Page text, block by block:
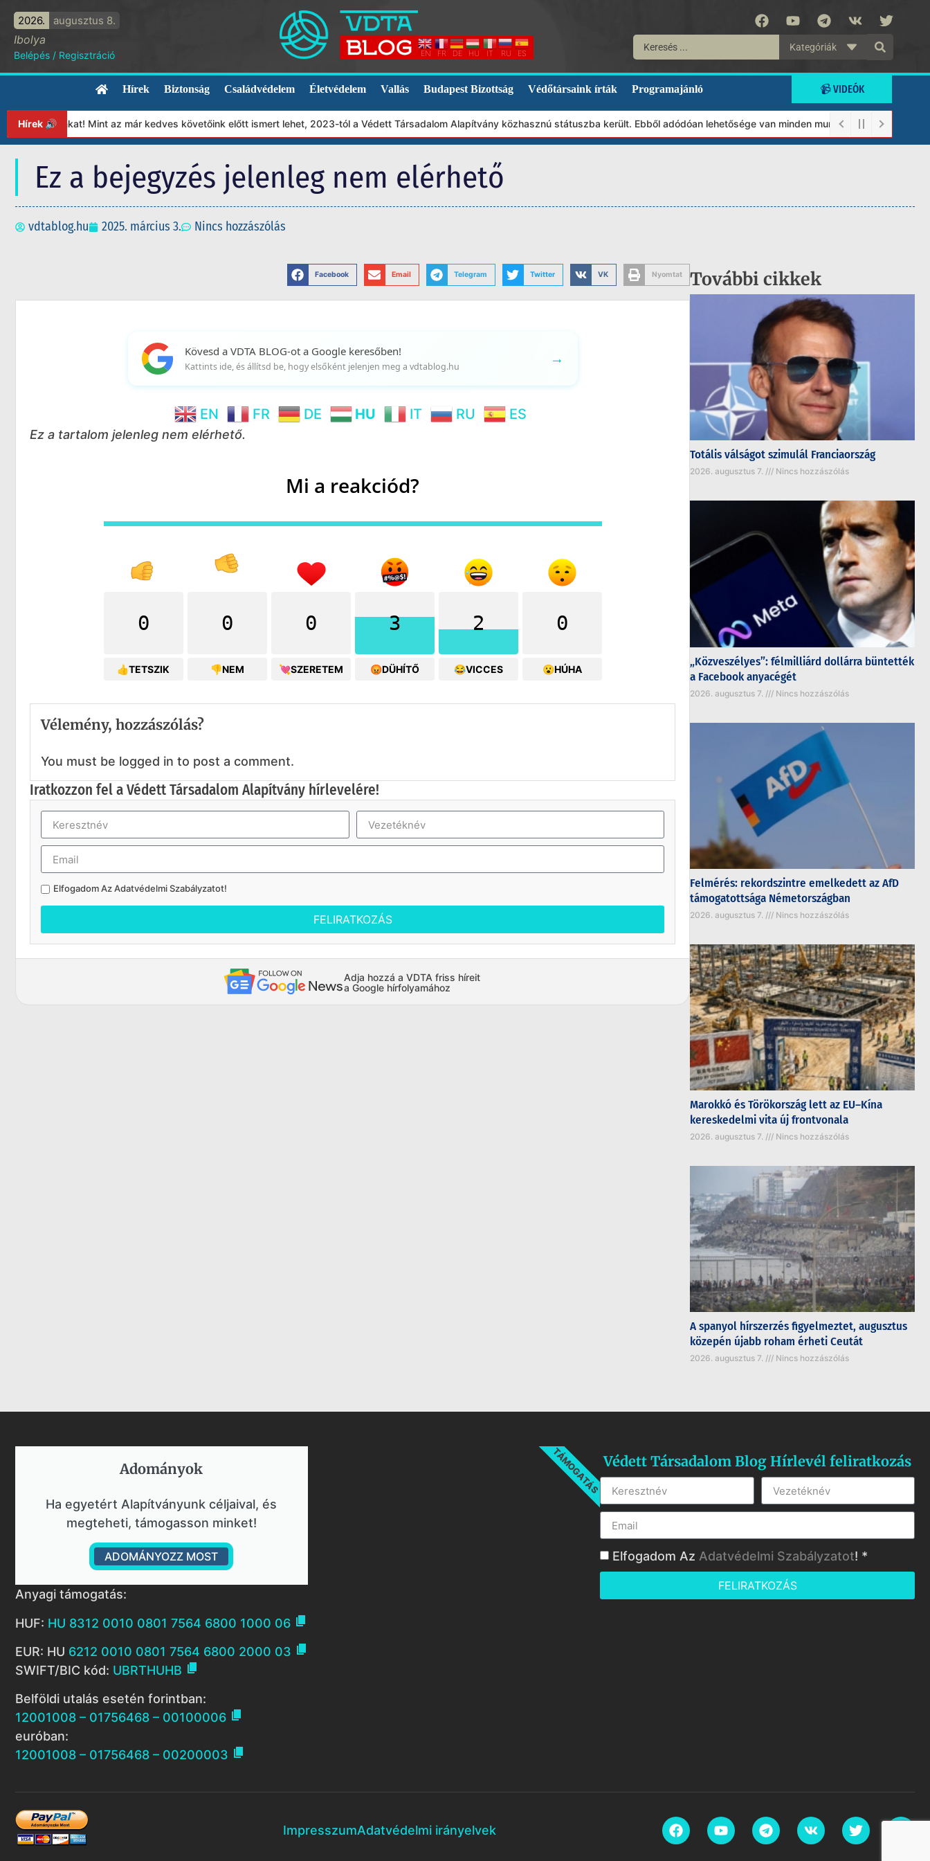
2026. augusztus 8.
Ibolya
Belépés / Regisztráció EN FR DE HU IT RU ES
Kategóriák
Hírek Biztonság Családvédelem Életvédelem Vallás Budapest Bizottság Védőtársaink írták Programajánló 📹 VIDEÓK
Hírek 🔊 Mint az már kedves követőink előtt ismert lehet, 2023-tól a Védett Társadalom Alapítvány közhasznú státuszba került. Ebből adódóan lehetősége van minden munkánkat segíteni
Ez a bejegyzés jelenleg nem elérhető
vdtablog.hu 2025. március 3. Nincs hozzászólás
Facebook Email Telegram Twitter VK Nyomtat
Kövesd a VDTA BLOG-ot a Google keresőben!
Kattints ide, és állítsd be, hogy elsőként jelenjen meg a vdtablog.hu →
EN FR DE HU IT RU ES
Ez a tartalom jelenleg nem elérhető.
Mi a reakciód?
0
👍TETSZIK
0
👎NEM
0
💘SZERETEM
3
😡DÜHÍTŐ
2
😂VICCES
0
😮HÚHA
Vélemény, hozzászólás?
You must be logged in to post a comment.
Iratkozzon fel a Védett Társadalom Alapítvány hírlevelére!
Elfogadom AzAdatvédelmi Szabályzatot!
FELIRATKOZÁS
Adja hozzá a VDTA friss híreit
a Google hírfolyamához
További cikkek
Totális válságot szimulál Franciaország
2026. augusztus 7. Nincs hozzászólás
„Közveszélyes”: félmilliárd dollárra büntették
a Facebook anyacégét
2026. augusztus 7. Nincs hozzászólás
Felmérés: rekordszintre emelkedett az AfD
támogatottsága Németországban
2026. augusztus 7. Nincs hozzászólás
Marokkó és Törökország lett az EU–Kína
kereskedelmi vita új frontvonala
2026. augusztus 7. Nincs hozzászólás
A spanyol hírszerzés figyelmeztet, augusztus
közepén újabb roham érheti Ceutát
2026. augusztus 7. Nincs hozzászólás
Adományok​
Ha egyetért Alapítványunk céljaival, és
megteheti, támogasson minket!
ADOMÁNYOZZ MOST
TÁMOGATÁS
Anyagi támogatás:
HUF: HU 8312 0010 0801 7564 6800 1000 06 
EUR: HU 6212 0010 0801 7564 6800 2000 03 
SWIFT/BIC kód: UBRTHUHB 
Belföldi utalás esetén forintban:
12001008 – 01756468 – 00100006 
euróban:
12001008 – 01756468 – 00200003 
Védett Társadalom Blog Hírlevél feliratkozás
Elfogadom Az Adatvédelmi Szabályzatot! *
FELIRATKOZÁS
ImpresszumAdatvédelmi irányelvek